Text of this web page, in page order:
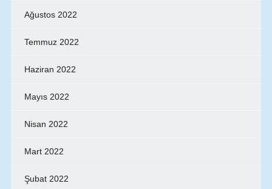
Ağustos 2022
Temmuz 2022
Haziran 2022
Mayıs 2022
Nisan 2022
Mart 2022
Şubat 2022